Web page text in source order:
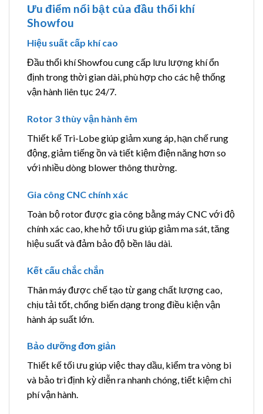
Ưu điểm nổi bật của đầu thổi khí
Showfou
Hiệu suất cấp khí cao
Đầu thổi khí Showfou cung cấp lưu lượng khí ổn
định trong thời gian dài, phù hợp cho các hệ thống
vận hành liên tục 24/7.
Rotor 3 thùy vận hành êm
Thiết kế Tri-Lobe giúp giảm xung áp, hạn chế rung
động, giảm tiếng ồn và tiết kiệm điện năng hơn so
với nhiều dòng blower thông thường.
Gia công CNC chính xác
Toàn bộ rotor được gia công bằng máy CNC với độ
chính xác cao, khe hở tối ưu giúp giảm ma sát, tăng
hiệu suất và đảm bảo độ bền lâu dài.
Kết cấu chắc chắn
Thân máy được chế tạo từ gang chất lượng cao,
chịu tải tốt, chống biến dạng trong điều kiện vận
hành áp suất lớn.
Bảo dưỡng đơn giản
Thiết kế tối ưu giúp việc thay dầu, kiểm tra vòng bi
và bảo trì định kỳ diễn ra nhanh chóng, tiết kiệm chi
phí vận hành.